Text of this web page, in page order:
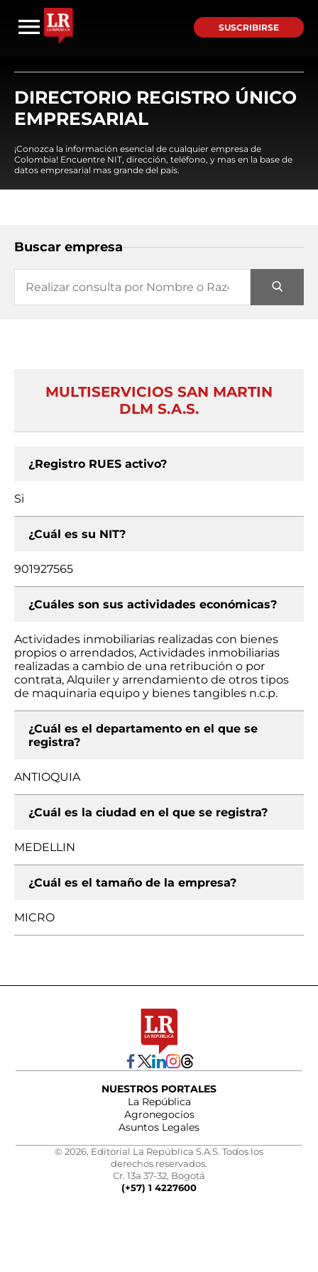
SUSCRIBIRSE
DIRECTORIO REGISTRO ÚNICO
EMPRESARIAL
¡Conozca la información esencial de cualquier empresa de
Colombia! Encuentre NIT, dirección, teléfono, y mas en la base de
datos empresarial mas grande del país.
Buscar empresa
MULTISERVICIOS SAN MARTIN
DLM S.A.S.
¿Registro RUES activo?
Si
¿Cuál es su NIT?
901927565
¿Cuáles son sus actividades económicas?
Actividades inmobiliarias realizadas con bienes
propios o arrendados, Actividades inmobiliarias
realizadas a cambio de una retribución o por
contrata, Alquiler y arrendamiento de otros tipos
de maquinaria equipo y bienes tangibles n.c.p.
¿Cuál es el departamento en el que se
registra?
ANTIOQUIA
¿Cuál es la ciudad en el que se registra?
MEDELLIN
¿Cuál es el tamaño de la empresa?
MICRO
NUESTROS PORTALES
La República
Agronegocios
Asuntos Legales
© 2026, Editorial La República S.A.S. Todos los
derechos reservados.
Cr. 13a 37-32, Bogotá
(+57) 1 4227600